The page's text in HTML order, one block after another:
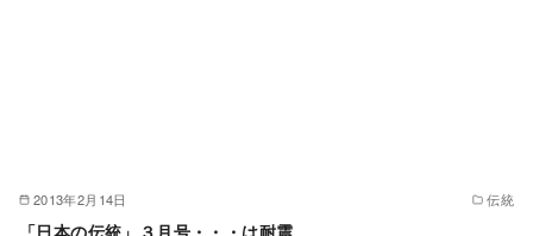
2013年2月14日 伝統